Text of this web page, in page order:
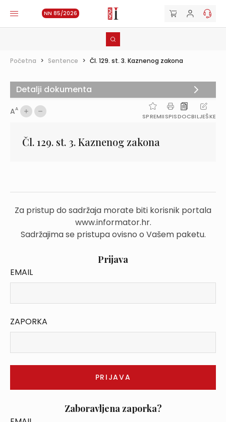
NN 85/2026
Početna > Sentence > Čl. 129. st. 3. Kaznenog zakona
AA
SPREMIISPISDOCBILJEŠKE
Čl. 129. st. 3. Kaznenog zakona
Za pristup do sadržaja morate biti korisnik portala
www.informator.hr.
Sadržajima se pristupa ovisno o Vašem paketu.
Prijava
EMAIL
ZAPORKA
Zaboravljena zaporka?
Detalji dokumenta